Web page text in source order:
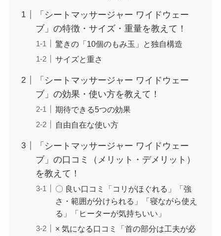
「シートマッサージャー ワイドウェー
ブ」の特徴・サイズ・重量を教えて！
驚きの「10個のもみ玉」と独自構造
サイズと重さ
「シートマッサージャー ワイドウェー
ブ」の効果・使い方を教えて！
期待できる5つの効果
自由自在な使い方
「シートマッサージャー ワイドウェー
ブ」の口コミ（メリット・デメリット）
を教えて！
〇 良い口コミ「コリがほぐれる」「強
さ・範囲が分けられる」「寝ながら使え
る」「ヒーターが気持ちいい」
× 気になる口コミ「首の部分は工夫が必